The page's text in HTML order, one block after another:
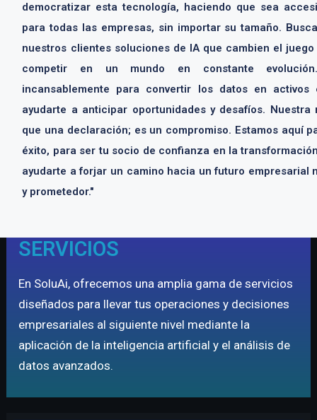
democratizar esta tecnología, haciendo que sea
para todas las empresas, sin importar su tamaño.
nuestros clientes soluciones de IA que cambien el
competir en un mundo en constante evolución.
incansablemente para convertir los datos en activos
ayudarte a anticipar oportunidades y desafíos. Nuestra
que una declaración; es un compromiso. Estamos aquí
éxito, para ser tu socio de confianza en la
ayudarte a forjar un camino hacia un futuro empresarial
y prometedor."
SERVICIOS
En SoluAi, ofrecemos una amplia gama de servicios
diseñados para llevar tus operaciones y decisiones
empresariales al siguiente nivel mediante la
aplicación de la inteligencia artificial y el análisis de
datos avanzados.